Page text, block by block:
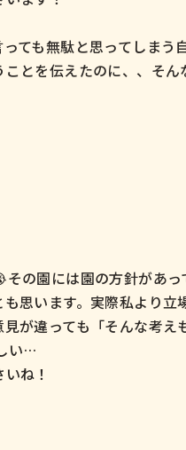
ても無駄と思ってしま
とを伝えたのに、、そ
の園には園の方針があ
思います。実際私より
が違っても「そんな考
い…
ね！